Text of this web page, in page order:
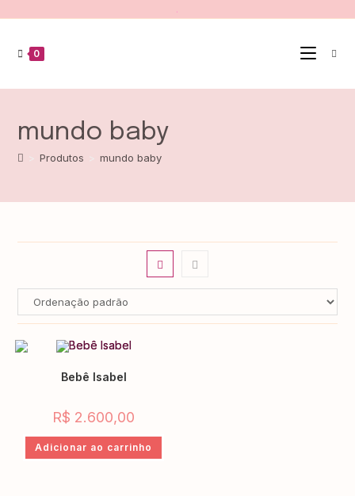
.
0
mundo baby
Produtos mundo baby
Bebê Isabel
R$ 2.600,00
Adicionar ao carrinho